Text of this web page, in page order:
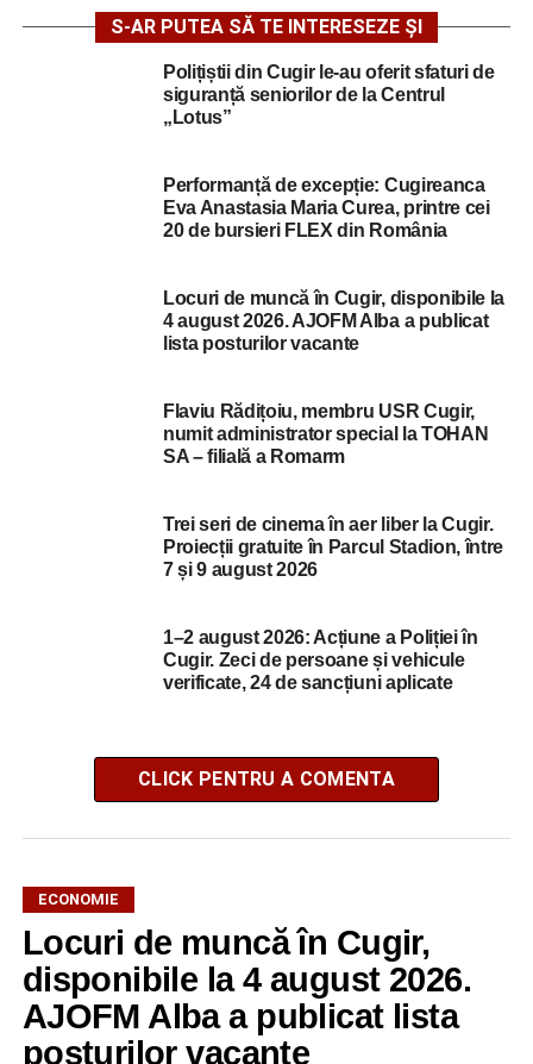
S-AR PUTEA SĂ TE INTERESEZE ȘI
Polițiștii din Cugir le-au oferit sfaturi de
siguranță seniorilor de la Centrul
„Lotus”
Performanță de excepție: Cugireanca
Eva Anastasia Maria Curea, printre cei
20 de bursieri FLEX din România
Locuri de muncă în Cugir, disponibile la
4 august 2026. AJOFM Alba a publicat
lista posturilor vacante
Flaviu Rădițoiu, membru USR Cugir,
numit administrator special la TOHAN
SA – filială a Romarm
Trei seri de cinema în aer liber la Cugir.
Proiecții gratuite în Parcul Stadion, între
7 și 9 august 2026
1–2 august 2026: Acțiune a Poliției în
Cugir. Zeci de persoane și vehicule
verificate, 24 de sancțiuni aplicate
CLICK PENTRU A COMENTA
ECONOMIE
Locuri de muncă în Cugir,
disponibile la 4 august 2026.
AJOFM Alba a publicat lista
posturilor vacante